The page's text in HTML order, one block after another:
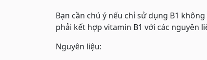
Bạn cần chú ý nếu chỉ sử dụng B1
phải kết hợp vitamin B1 với các nguyên
Nguyên liệu: